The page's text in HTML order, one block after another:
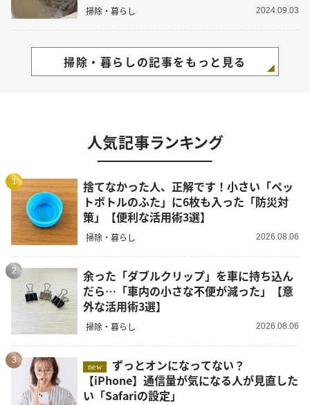
掃除・暮らし 2024.09.03
掃除・暮らしの記事をもっと見る
人気記事ランキング
1
捨てなかった人、正解です！小さい「ペッ
トボトルのふた」に6枚も入った「防災対
策」【便利な活用術3選】
掃除・暮らし 2026.08.06
2
余った「ダブルクリップ」を車に持ち込ん
だら…「車内の小さな不便が減った」【意
外な活用術3選】
掃除・暮らし 2026.08.06
3
new
【iPhone】通信量が気になる人が見直した
い「Safariの設定」